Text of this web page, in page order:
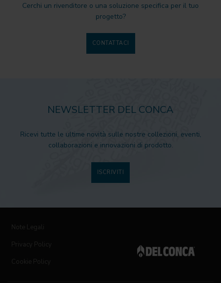
Cerchi un rivenditore o una soluzione specifica per il tuo
progetto?
CONTATTACI
NEWSLETTER DEL CONCA
Ricevi tutte le ultime novità sulle nostre collezioni, eventi,
collaborazioni e innovazioni di prodotto.
ISCRIVITI
Note Legali
Privacy Policy
Cookie Policy